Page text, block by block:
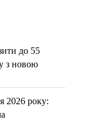
до 55
з новою
2026 року: